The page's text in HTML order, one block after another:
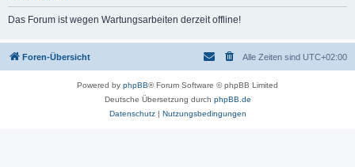
Das Forum ist wegen Wartungsarbeiten derzeit offline!
Foren-Übersicht Alle Zeiten sind UTC+02:00
Powered by phpBB® Forum Software © phpBB Limited
Deutsche Übersetzung durch phpBB.de
Datenschutz| Nutzungsbedingungen